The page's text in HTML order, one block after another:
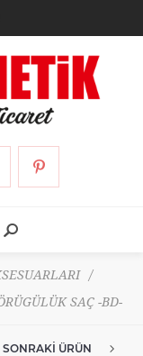
/
SAÇ -BD-
SONRAKI ÜRÜN